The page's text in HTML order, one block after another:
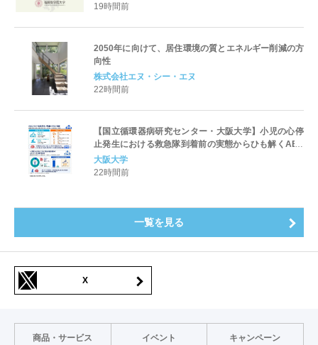
19時間前
2050年に向けて、居住環境の質とエネルギー削減の方
向性
株式会社エヌ・シー・エヌ
22時間前
【国立循環器病研究センター・大阪大学】小児の心停
止発生における救急隊到着前の実態からひも解くAED
パッド装着と良好な神経学的転帰との関連性
大阪大学
22時間前
一覧を見る
X
商品・サービス イベント キャンペーン